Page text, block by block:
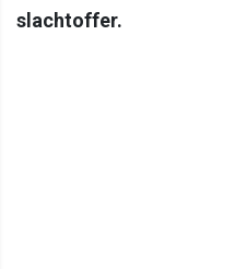
slachtoffer.